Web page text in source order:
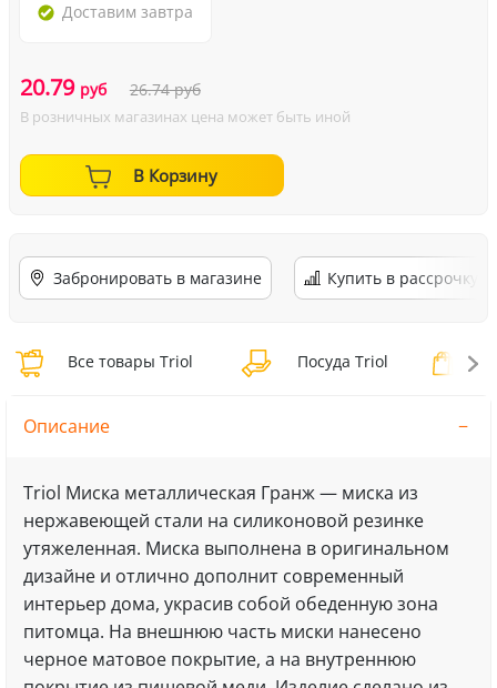
Доставим завтра
20.79 руб 26.74руб
В розничных магазинах цена может быть иной
В Корзину
Забронировать в магазине Купить в рассрочку
Все товары Triol Посуда Triol
Описание
Triol Миска металлическая Гранж — миска из
нержавеющей стали на силиконовой резинке
утяжеленная. Миска выполнена в оригинальном
дизайне и отлично дополнит современный
интерьер дома, украсив собой обеденную зона
питомца. На внешнюю часть миски нанесено
черное матовое покрытие, а на внутреннюю